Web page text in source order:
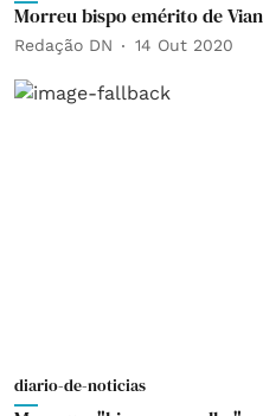
Morreu bispo emérito de
Redação DN 14 Out 2020
diario-de-noticias